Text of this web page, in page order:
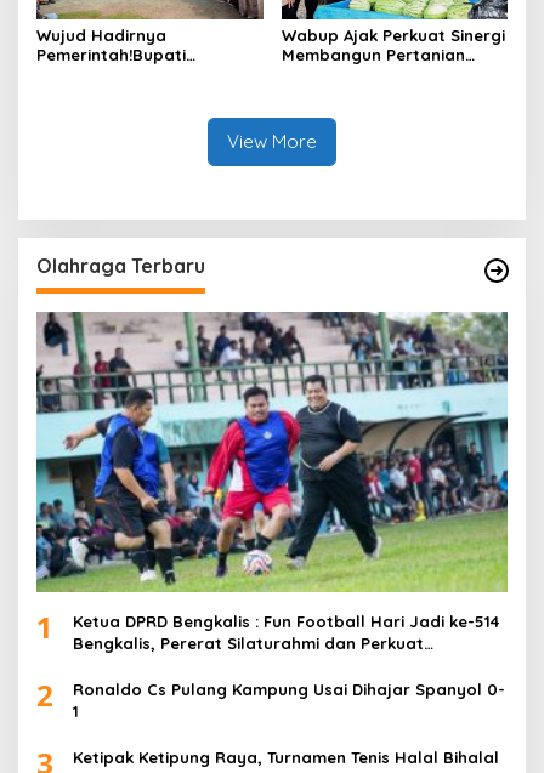
Wujud Hadirnya
Pemerintah!Bupati
Beliung di Desa Api-Api.
Wabup Ajak Perkuat Sinergi
Membangun Pertanian
Petani Milenial.
View More
Olahraga Terbaru
1
Ketua DPRD Bengkalis : Fun Football Hari Jadi ke-514
Bengkalis, Pererat Silaturahmi dan Perkuat
2
Ronaldo Cs Pulang Kampung Usai Dihajar Spanyol 0-
1
3
Ketipak Ketipung Raya, Turnamen Tenis Halal Bihalal